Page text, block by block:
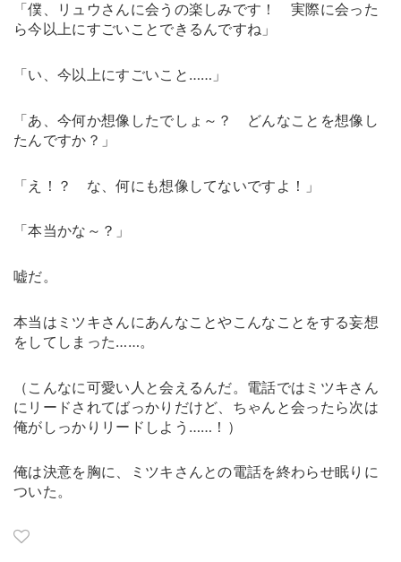
「僕、リュウさんに会うの楽しみです！ 実際に会った
ら今以上にすごいことできるんですね」
「い、今以上にすごいこと……」
「あ、今何か想像したでしょ～？ どんなことを想像し
たんですか？」
「え！？ な、何にも想像してないですよ！」
「本当かな～？」
嘘だ。
本当はミツキさんにあんなことやこんなことをする妄想
をしてしまった……。
（こんなに可愛い人と会えるんだ。電話ではミツキさん
にリードされてばっかりだけど、ちゃんと会ったら次は
俺がしっかりリードしよう……！）
俺は決意を胸に、ミツキさんとの電話を終わらせ眠りに
ついた。